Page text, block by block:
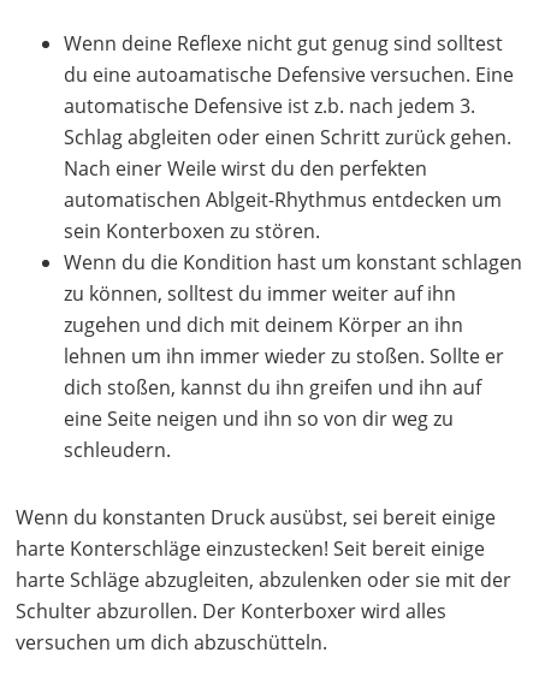
Wenn deine Reflexe nicht gut genug sind solltest
du eine autoamatische Defensive versuchen. Eine
automatische Defensive ist z.b. nach jedem 3.
Schlag abgleiten oder einen Schritt zurück gehen.
Nach einer Weile wirst du den perfekten
automatischen Ablgeit-Rhythmus entdecken um
sein Konterboxen zu stören.
Wenn du die Kondition hast um konstant schlagen
zu können, solltest du immer weiter auf ihn
zugehen und dich mit deinem Körper an ihn
lehnen um ihn immer wieder zu stoßen. Sollte er
dich stoßen, kannst du ihn greifen und ihn auf
eine Seite neigen und ihn so von dir weg zu
schleudern.
Wenn du konstanten Druck ausübst, sei bereit einige
harte Konterschläge einzustecken! Seit bereit einige
harte Schläge abzugleiten, abzulenken oder sie mit der
Schulter abzurollen. Der Konterboxer wird alles
versuchen um dich abzuschütteln.